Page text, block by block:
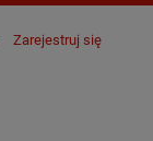
Zarejestruj się